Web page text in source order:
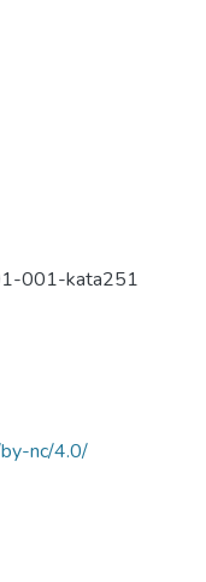
001-kata251
nc/4.0/